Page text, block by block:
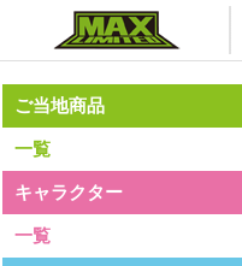
ご当地商品
一覧
キャラクター
一覧